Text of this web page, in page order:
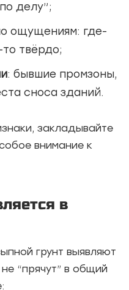
делу”;
ощущениям: где-
твёрдо;
: бывшие промзоны,
сноса зданий.
закладывайте
внимание к
в
грунт выявляют
“прячут” в общий